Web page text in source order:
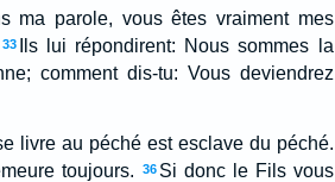
ma parole, vous êtes vraiment mes
33
Ils lui répondirent: Nous sommes la
comment dis-tu: Vous deviendrez
livre au péché est esclave du péché.
toujours. 36 Si donc le Fils vous